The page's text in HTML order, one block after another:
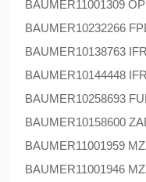
BAUMER11001309
BAUMER10232266
BAUMER10138763
BAUMER10144448
BAUMER10258693
BAUMER10158600
BAUMER11001959
BAUMER11001946